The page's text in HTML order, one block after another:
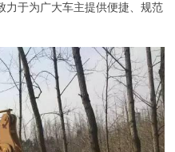
力于为广大车主提供便捷、规范